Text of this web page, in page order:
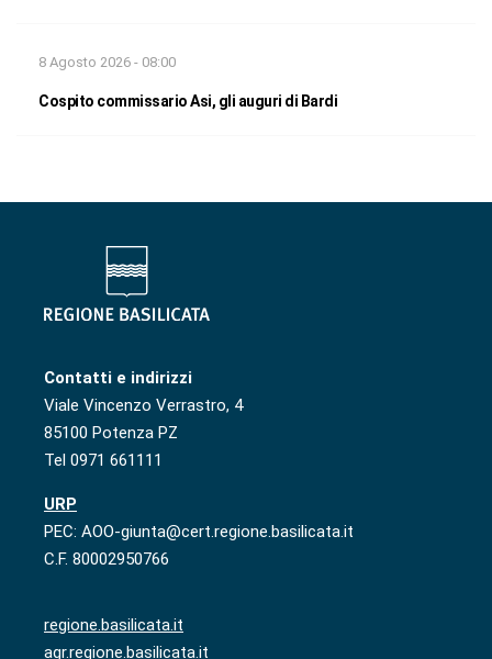
8 Agosto 2026 - 08:00
Cospito commissario Asi, gli auguri di Bardi
Contatti e indirizzi
Viale Vincenzo Verrastro, 4
85100 Potenza PZ
Tel 0971 661111
URP
PEC: AOO-giunta@cert.regione.basilicata.it
C.F. 80002950766
regione.basilicata.it
agr.regione.basilicata.it